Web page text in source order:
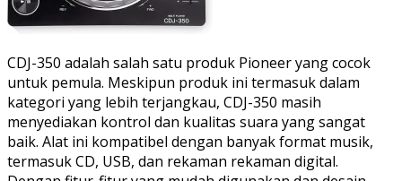
CDJ-350 adalah salah satu produk Pioneer yang cocok
untuk pemula. Meskipun produk ini termasuk dalam
kategori yang lebih terjangkau, CDJ-350 masih
menyediakan kontrol dan kualitas suara yang sangat
baik. Alat ini kompatibel dengan banyak format musik,
termasuk CD, USB, dan rekaman rekaman digital.